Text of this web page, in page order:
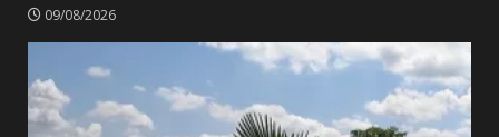
09/08/2026